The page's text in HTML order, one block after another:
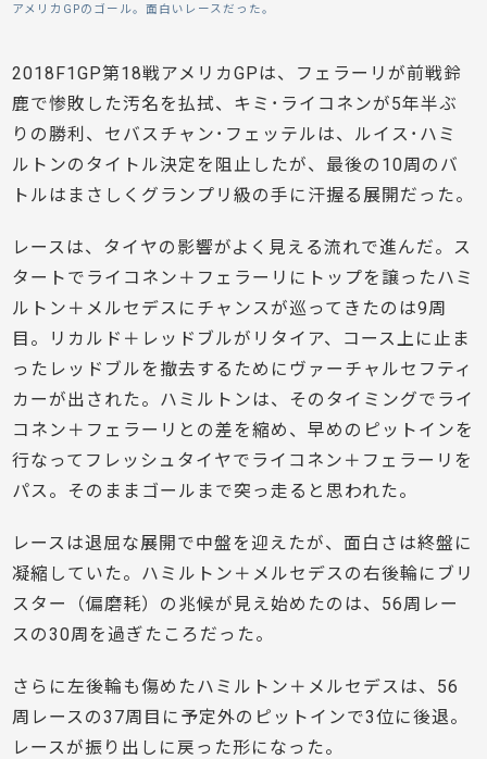
アメリカGPのゴール。面白いレースだった。
2018F1GP第18戦アメリカGPは、フェラーリが前戦鈴
鹿で惨敗した汚名を払拭、キミ･ライコネンが5年半ぶ
りの勝利、セバスチャン･フェッテルは、ルイス･ハミ
ルトンのタイトル決定を阻止したが、最後の10周のバ
トルはまさしくグランプリ級の手に汗握る展開だった。
レースは、タイヤの影響がよく見える流れで進んだ。ス
タートでライコネン＋フェラーリにトップを譲ったハミ
ルトン＋メルセデスにチャンスが巡ってきたのは9周
目。リカルド＋レッドブルがリタイア、コース上に止ま
ったレッドブルを撤去するためにヴァーチャルセフティ
カーが出された。ハミルトンは、そのタイミングでライ
コネン＋フェラーリとの差を縮め、早めのピットインを
行なってフレッシュタイヤでライコネン＋フェラーリを
パス。そのままゴールまで突っ走ると思われた。
レースは退屈な展開で中盤を迎えたが、面白さは終盤に
凝縮していた。ハミルトン＋メルセデスの右後輪にブリ
スター（偏磨耗）の兆候が見え始めたのは、56周レー
スの30周を過ぎたころだった。
さらに左後輪も傷めたハミルトン＋メルセデスは、56
周レースの37周目に予定外のピットインで3位に後退。
レースが振り出しに戻った形になった。